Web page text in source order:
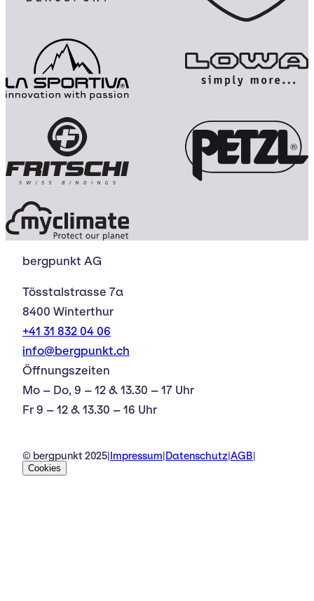
bergpunkt AG
Tösstalstrasse 7a
8400 Winterthur
+41 31 832 04 06
info@bergpunkt.ch
Öffnungszeiten
Mo – Do, 9 – 12 & 13.30 – 17 Uhr
Fr 9 – 12 & 13.30 – 16 Uhr
© bergpunkt 2025 Impressum Datenschutz AGB
Cookies